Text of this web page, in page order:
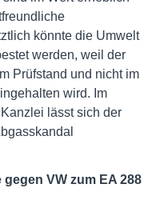
könnte die Umwelt
werden, weil der
Prüfstand und nicht im
wird. Im
lässt sich der
VW zum EA 288